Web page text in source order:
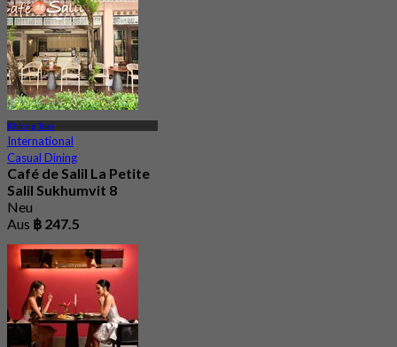
Khlong Toei
International
Casual Dining
Café de Salil La Petite
Salil Sukhumvit 8
Neu
Aus ฿ 247.5